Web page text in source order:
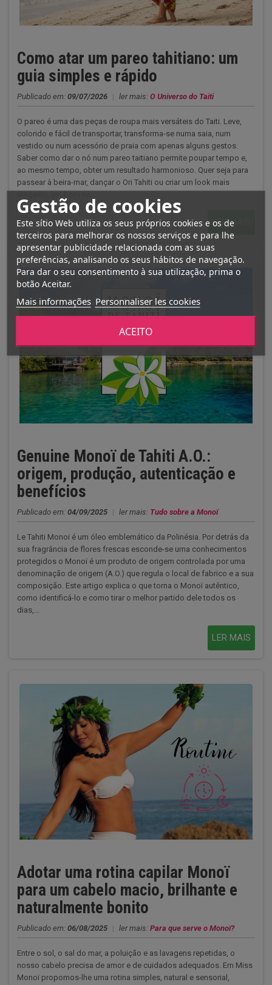
Gestão de cookies
Este sítio Web utiliza os seus próprios cookies e os de
terceiros para melhorar os nossos serviços e para lhe
apresentar publicidade relacionada com as suas
preferências, analisando os seus hábitos de navegação.
Para dar o seu consentimento à sua utilização, prima o
botão Aceitar.
Mais informações Personnaliser les cookies
ACEITO
Como atar um pareo tahitiano: um
guia simples e rápido
Publicado em: 09/07/2026 | ler mais: O Universo do Taiti
O pareo é uma das peças de roupa mais versáteis do Taiti. Leve,
colorido e fácil de transportar, transforma-se numa saia, num
vestido ou num acessório de praia com apenas alguns gestos.
Saber como dar o nó num pareo taitiano permite poupar tempo e,
ao mesmo tempo, obter um resultado harmonioso. Quer seja para
passear à beira-mar, dançar o Ori Tahiti ou criar um look mais
elegante, um bom nó...
LER MAIS
Genuine Monoï de Tahiti A.O.:
origem, produção, autenticação e
benefícios
Publicado em: 04/09/2025 | ler mais: Tudo sobre a Monoï
Le Tahiti Monoi é um óleo emblemático da Polinésia. Por detrás da
sua fragrância de flores frescas esconde-se uma conhecimentos
protegidos o Monoï é um produto de origem controlada por uma
denominação de origem (A.O.) que regula o local de fabrico e a sua
composição. Este artigo explica o que torna o Monoï autêntico,
como identificá-lo e como tirar o melhor partido dele todos os
dias,...
LER MAIS
Adotar uma rotina capilar Monoï
para um cabelo macio, brilhante e
naturalmente bonito
Publicado em: 06/08/2025 | ler mais: Para que serve o Monoï?
Entre o sol, o sal do mar, a poluição e as lavagens repetidas, o
nosso cabelo precisa de amor e de cuidados adequados. Em Miss
Monoï propomos-lhe uma rotina simples, natural e sensorial,